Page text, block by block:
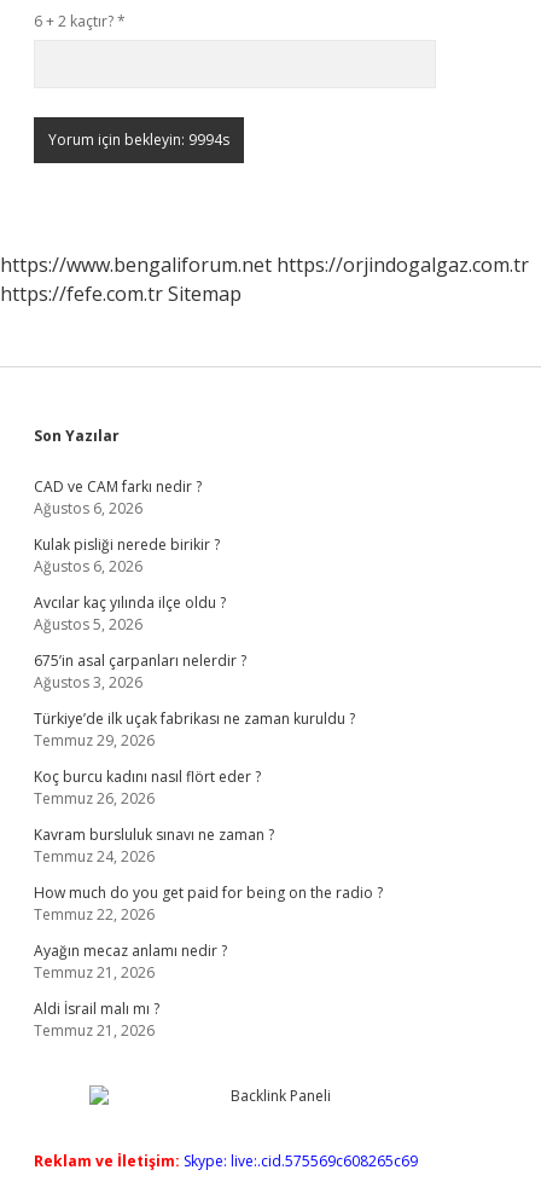
6 + 2 kaçtır?*
https://www.bengaliforum.net https://orjindogalgaz.com.tr
https://fefe.com.trSitemap
Sidebar
Son Yazılar
CAD ve CAM farkı nedir ?
Ağustos 6, 2026
Kulak pisliği nerede birikir ?
Ağustos 6, 2026
Avcılar kaç yılında ilçe oldu ?
Ağustos 5, 2026
675’in asal çarpanları nelerdir ?
Ağustos 3, 2026
Türkiye’de ilk uçak fabrikası ne zaman kuruldu ?
Temmuz 29, 2026
Koç burcu kadını nasıl flört eder ?
Temmuz 26, 2026
Kavram bursluluk sınavı ne zaman ?
Temmuz 24, 2026
How much do you get paid for being on the radio ?
Temmuz 22, 2026
Ayağın mecaz anlamı nedir ?
Temmuz 21, 2026
Aldi İsrail malı mı ?
Temmuz 21, 2026
Reklam ve İletişim: Skype: live:.cid.575569c608265c69